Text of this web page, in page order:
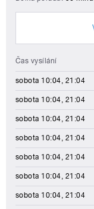
Čas vysílání
sobota 10:04, 21:04
sobota 10:04, 21:04
sobota 10:04, 21:04
sobota 10:04, 21:04
sobota 10:04, 21:04
sobota 10:04, 21:04
sobota 10:04, 21:04